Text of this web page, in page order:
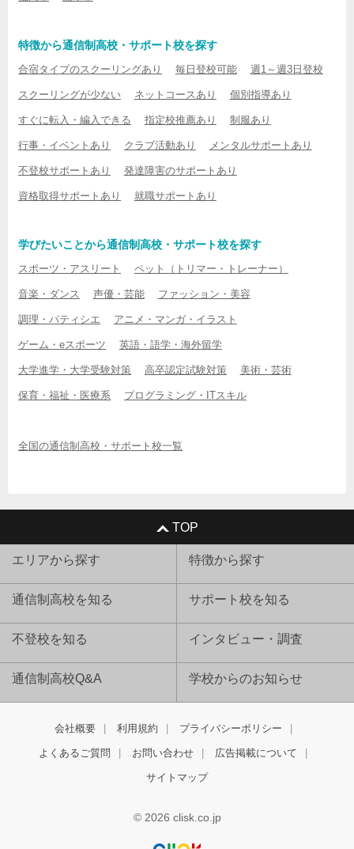
特徴から通信制高校・サポート校を探す
合宿タイプのスクーリングあり 毎日登校可能 週1～週3日登校
スクーリングが少ない ネットコースあり 個別指導あり
すぐに転入・編入できる 指定校推薦あり 制服あり
行事・イベントあり クラブ活動あり メンタルサポートあり
不登校サポートあり 発達障害のサポートあり
資格取得サポートあり 就職サポートあり
学びたいことから通信制高校・サポート校を探す
スポーツ・アスリート ペット（トリマー・トレーナー）
音楽・ダンス 声優・芸能 ファッション・美容
調理・パティシエ アニメ・マンガ・イラスト
ゲーム・eスポーツ 英語・語学・海外留学
大学進学・大学受験対策 高卒認定試験対策 美術・芸術
保育・福祉・医療系 プログラミング・ITスキル
全国の通信制高校・サポート校一覧
TOP
エリアから探す 特徴から探す
通信制高校を知る サポート校を知る
不登校を知る インタビュー・調査
通信制高校Q&A 学校からのお知らせ
会社概要 利用規約 プライバシーポリシー
よくあるご質問 お問い合わせ 広告掲載について
サイトマップ
© 2026 clisk.co.jp